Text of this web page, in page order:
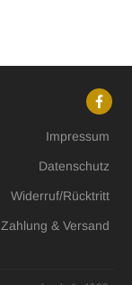
Impressum
Datenschutz
Widerruf/Rücktritt
Zahlung & Versand